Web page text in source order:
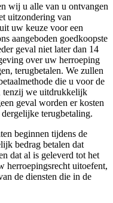
wij u alle van u ontvangen
uitzondering van
uw keuze voor een
aangeboden goedkoopste
geval niet later dan 14
over uw herroeping
terugbetalen. We zullen
die u voor de
tenzij we uitdrukkelijk
geval worden er kosten
terugbetaling.
beginnen tijdens de
bedrag betalen dat
dat al is geleverd tot het
herroepingsrecht uitoefent,
de diensten die in de